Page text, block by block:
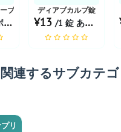
ブ＆アーユルヴェーダ糖尿病ケア
ディアブカルプ錠
¥13/1 錠 あたり
関連するサブカテゴ
リ